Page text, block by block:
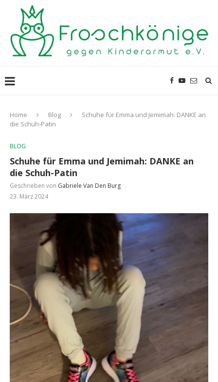
Home Blog
Schuhe für Emma und Jemimah: DANKE an
die Schuh-Patin
BLOG
Schuhe für Emma und Jemimah: DANKE an
die Schuh-Patin
Geschrieben von Gabriele Van Den Burg
23. März 2024